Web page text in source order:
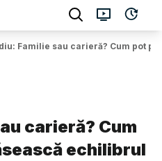
Familie sau carieră? Cum pot
carieră? Cum
echilibrul